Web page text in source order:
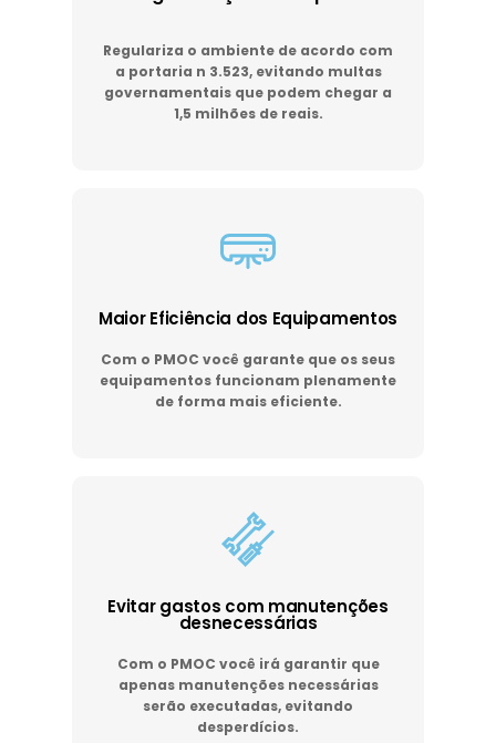
Regulariza o ambiente de acordo com
a portaria n 3.523, evitando multas
governamentais que podem chegar a
1,5 milhões de reais.
Maior Eficiência dos Equipamentos
Com o PMOC você garante que os seus
equipamentos funcionam plenamente
de forma mais eficiente.
Evitar gastos com manutenções
desnecessárias
Com o PMOC você irá garantir que
apenas manutenções necessárias
serão executadas, evitando
desperdícios.